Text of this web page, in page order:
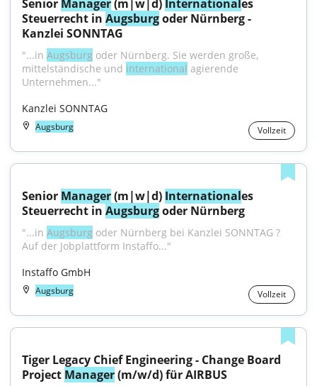
Senior Manager (m|w|d) Internationales
Steuerrecht in Augsburg oder Nürnberg -
Kanzlei SONNTAG
"...in Augsburg oder Nürnberg. Sie werden große,
mittelständische und international agierende
Unternehmen..."
Kanzlei SONNTAG
Augsburg Vollzeit
Senior Manager (m|w|d) Internationales
Steuerrecht in Augsburg oder Nürnberg
"...in Augsburg oder Nürnberg bei Kanzlei SONNTAG ?
Auf der Jobplattform Instaffo..."
Instaffo GmbH
Augsburg Vollzeit
Tiger Legacy Chief Engineering - Change Board
Project Manager (m/w/d) für AIRBUS